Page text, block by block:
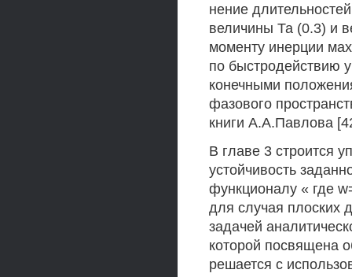
нение
величины Та (0.3) и
моменту инерции
по быстродействию
конечными
фазового
книги А.А.Павлова
В главе 3 строится
устойчивость
функционалу « где
для случая плоских
задачей
которой посвящена
решается с